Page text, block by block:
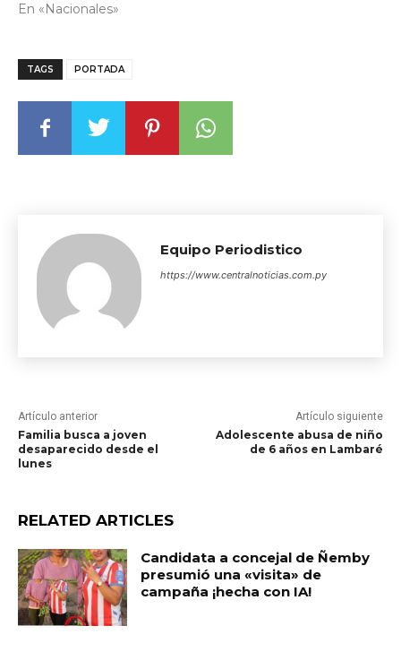
En «Nacionales»
TAGS PORTADA
Equipo Periodistico
https://www.centralnoticias.com.py
Artículo anterior
Familia busca a joven
desaparecido desde el
lunes
Artículo siguiente
Adolescente abusa de niño
de 6 años en Lambaré
RELATED ARTICLES
Candidata a concejal de Ñemby
presumió una «visita» de
campaña ¡hecha con IA!